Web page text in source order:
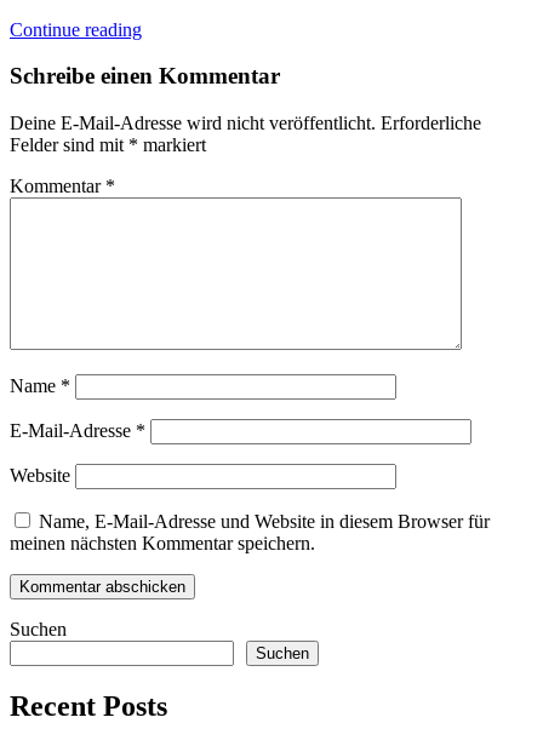
Continue reading
Schreibe einen Kommentar
Deine E-Mail-Adresse wird nicht veröffentlicht. Erforderliche
Felder sind mit * markiert
Kommentar *
Name *
E-Mail-Adresse *
Website
Name, E-Mail-Adresse und Website in diesem Browser für
meinen nächsten Kommentar speichern.
Suchen
Suchen
Recent Posts